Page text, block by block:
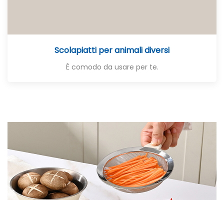
Scolapiatti per animali diversi
È comodo da usare per te.